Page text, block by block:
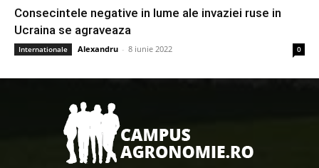
Consecintele negative in lume ale invaziei ruse in
Ucraina se agraveaza
Internationale Alexandru - 8 iunie 2022 0